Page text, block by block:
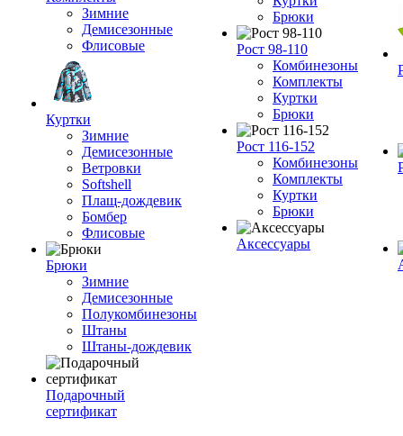
Зимние
Демисезонные
Флисовые
Куртки
Зимние
Демисезонные
Ветровки
Softshell
Плащ-дождевик
Бомбер
Флисовые
Брюки
Зимние
Демисезонные
Полукомбинезоны
Штаны
Штаны-дождевик
Подарочный
сертификат
Брюки
Рост 98-110
Комбинезоны
Комплекты
Куртки
Брюки
Рост 116-152
Комбинезоны
Комплекты
Куртки
Брюки
Аксессуары